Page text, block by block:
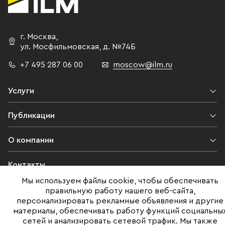
г. Москва
ул. Мосфильмовская,
д. №74Б
+7 495 287 06 00 moscow@ilm.ru
Услуги
Публикации
О компании
Контакты
Юридическая информация
Мы используем файлы cookie, чтобы обеспечивать
правильную работу нашего веб-сайта,
персонализировать рекламные объявления и другие
материалы, обеспечивать работу функций
сетей и анализировать сетевой трафик. Мы также